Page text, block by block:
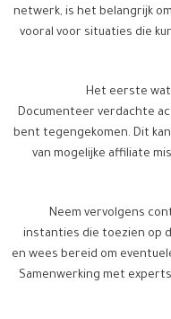
netwerk, is het belangrijk
vooral voor situaties die
Het eerste
Documenteer verdachte
bent tegengekomen. Dit
van mogelijke affiliate
Neem vervolgens
instanties die toezien op
en wees bereid om
Samenwerking met